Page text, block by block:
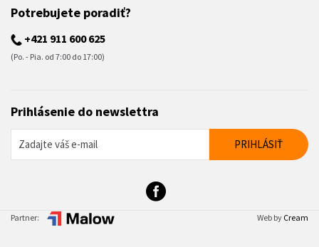
Potrebujete poradiť?
+421 911 600 625
(Po. - Pia. od 7:00 do 17:00)
Prihlásenie do newslettra
Partner: Web by Cream